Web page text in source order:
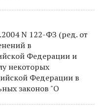
N 122-ФЗ (ред. от
в
Федерации и
некоторых
Федерации в
законов "О